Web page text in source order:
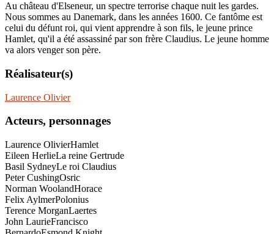
Au château d'Elseneur, un spectre terrorise chaque nuit les gardes.
Nous sommes au Danemark, dans les années 1600. Ce fantôme est
celui du défunt roi, qui vient apprendre à son fils, le jeune prince
Hamlet, qu'il a été assassiné par son frère Claudius. Le jeune homme
va alors venger son père.
Réalisateur(s)
Laurence Olivier
Acteurs, personnages
Laurence OlivierHamlet
Eileen HerlieLa reine Gertrude
Basil SydneyLe roi Claudius
Peter CushingOsric
Norman WoolandHorace
Felix AylmerPolonius
Terence MorganLaertes
John LaurieFrancisco